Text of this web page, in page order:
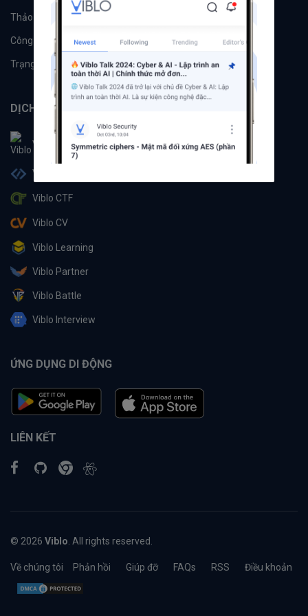
Thảo luận
Công cụ Machine Learning
Trạng thái hệ thống
DỊCH VỤ
Viblo
Viblo Code
Viblo CTF
Viblo CV
Viblo Learning
Viblo Partner
Viblo Battle
Viblo Interview
ỨNG DỤNG DI ĐỘNG
LIÊN KẾT
© 2026 Viblo . All rights reserved.
Về chúng tôi Phản hồi Giúp đỡ FAQs RSS Điều khoản